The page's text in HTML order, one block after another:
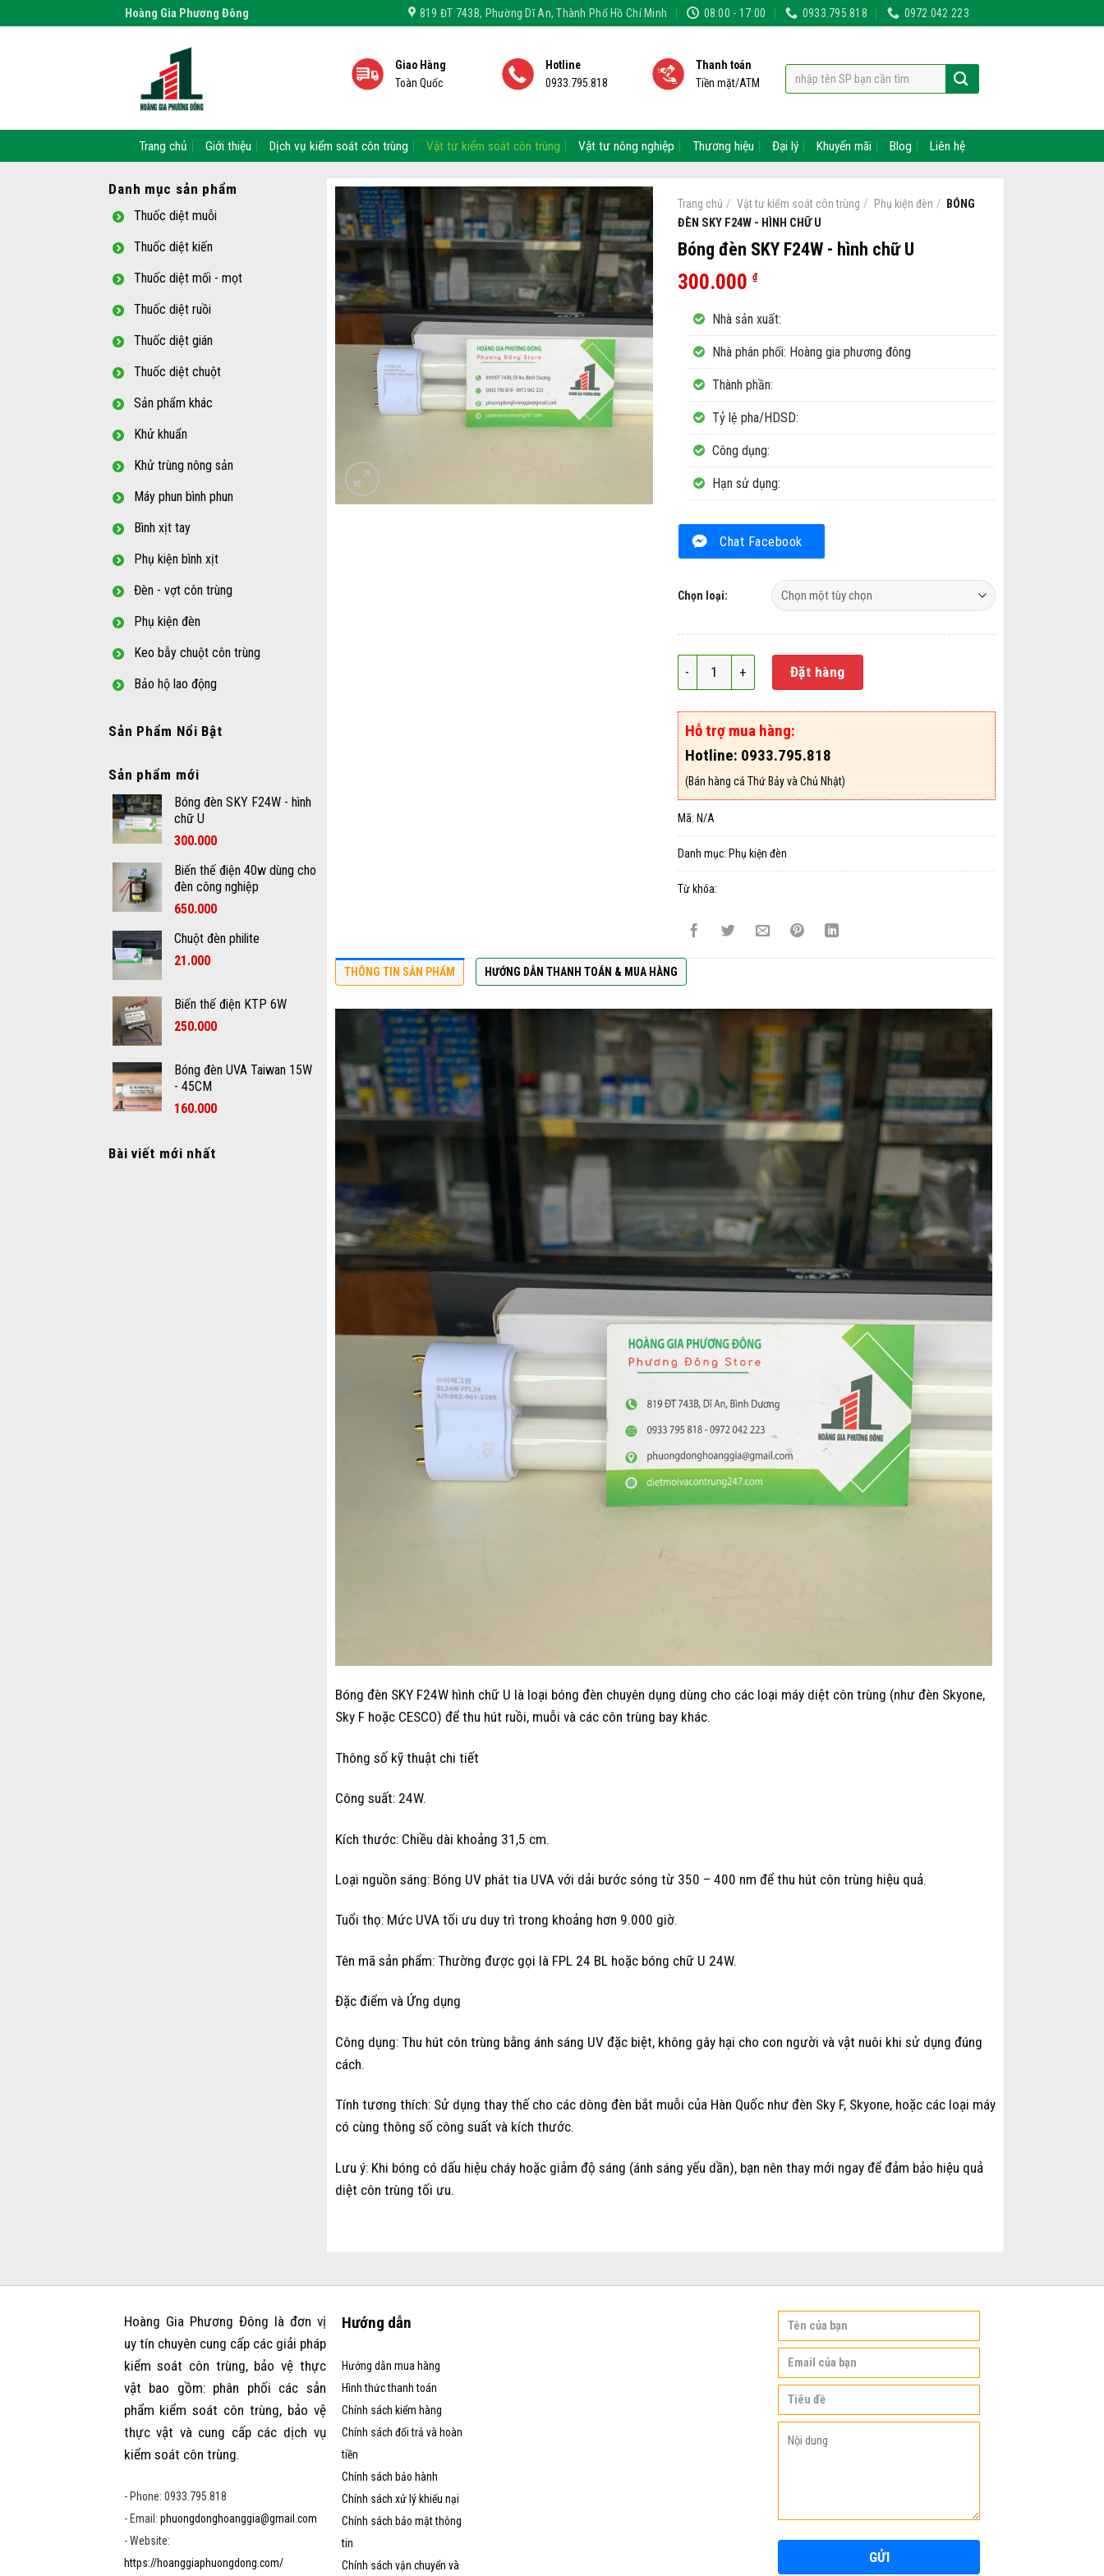
Hoàng Gia Phương Đông 819 ĐT 743B, Phường Dĩ An, Thành Phố Hồ Chí Minh 08:00 - 17:00 0933.795.818 0972.042.223
Giao Hàng
Toàn Quốc
Hotline
0933.795.818
Thanh toán
Tiền mặt/ATM
Trang chủ Giới thiệu Dịch vụ kiểm soát côn trùng Vật tư kiểm soát côn trùng Vật tư nông nghiệp Thương hiệu Đại lý Khuyến mãi Blog Liên hệ
Danh mục sản phẩm
Thuốc diệt muỗi
Thuốc diệt kiến
Thuốc diệt mối - mọt
Thuốc diệt ruồi
Thuốc diệt gián
Thuốc diệt chuột
Sản phẩm khác
Khử khuẩn
Khử trùng nông sản
Máy phun bình phun
Bình xịt tay
Phụ kiện bình xịt
Đèn - vợt côn trùng
Phụ kiện đèn
Keo bẫy chuột côn trùng
Bảo hộ lao động
Sản Phẩm Nổi Bật
Sản phẩm mới
Bóng đèn SKY F24W - hình
chữ U
300.000
Biến thế điện 40w dùng cho
đèn công nghiệp
650.000
Chuột đèn philite
21.000
Biến thế điện KTP 6W
250.000
Bóng đèn UVA Taiwan 15W
- 45CM
160.000
Bài viết mới nhất
Trang chủ / Vật tư kiểm soát côn trùng / Phụ kiện đèn / BÓNG
ĐÈN SKY F24W - HÌNH CHỮ U
Bóng đèn SKY F24W - hình chữ U
300.000 ₫
Nhà sản xuất:
Nhà phân phối: Hoàng gia phương đông
Thành phần:
Tỷ lệ pha/HDSD:
Công dụng:
Hạn sử dụng:
Chat Facebook
Chọn loại:
Bóng đèn SKY F24W - hình chữ U số lượng
Đặt hàng
Hỗ trợ mua hàng:
Hotline: 0933.795.818
(Bán hàng cả Thứ Bảy và Chủ Nhật)
Mã: N/A
Danh mục: Phụ kiện đèn
Từ khóa:
THÔNG TIN SẢN PHẨM HƯỚNG DẪN THANH TOÁN & MUA HÀNG
Bóng đèn SKY F24W hình chữ U là loại bóng đèn chuyên dụng dùng cho các loại máy diệt côn trùng (như đèn Skyone,
Sky F hoặc CESCO) để thu hút ruồi, muỗi và các côn trùng bay khác.
Thông số kỹ thuật chi tiết
Công suất: 24W.
Kích thước: Chiều dài khoảng 31,5 cm.
Loại nguồn sáng: Bóng UV phát tia UVA với dải bước sóng từ 350 – 400 nm để thu hút côn trùng hiệu quả.
Tuổi thọ: Mức UVA tối ưu duy trì trong khoảng hơn 9.000 giờ.
Tên mã sản phẩm: Thường được gọi là FPL 24 BL hoặc bóng chữ U 24W.
Đặc điểm và Ứng dụng
Công dụng: Thu hút côn trùng bằng ánh sáng UV đặc biệt, không gây hại cho con người và vật nuôi khi sử dụng đúng
cách.
Tính tương thích: Sử dụng thay thế cho các dòng đèn bắt muỗi của Hàn Quốc như đèn Sky F, Skyone, hoặc các loại máy
có cùng thông số công suất và kích thước.
Lưu ý: Khi bóng có dấu hiệu cháy hoặc giảm độ sáng (ánh sáng yếu dần), bạn nên thay mới ngay để đảm bảo hiệu quả
diệt côn trùng tối ưu.
Hoàng Gia Phương Đông là đơn vị
uy tín chuyên cung cấp các giải pháp
kiểm soát côn trùng, bảo vệ thực
vật bao gồm: phân phối các sản
phẩm kiểm soát côn trùng, bảo vệ
thực vật và cung cấp các dịch vụ
kiểm soát côn trùng.
- Phone: 0933.795.818
- Email: phuongdonghoanggia@gmail.com
- Website:
https://hoanggiaphuongdong.com/
Hướng dẫn
Hướng dẫn mua hàng
Hình thức thanh toán
Chính sách kiểm hàng
Chính sách đổi trả và hoàn
tiền
Chính sách bảo hành
Chính sách xử lý khiếu nại
Chính sách bảo mật thông
tin
Chính sách vận chuyển và